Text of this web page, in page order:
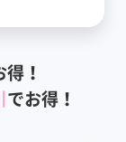
！
でお得！